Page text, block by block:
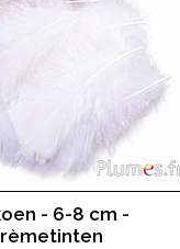
- 6-8 cm -